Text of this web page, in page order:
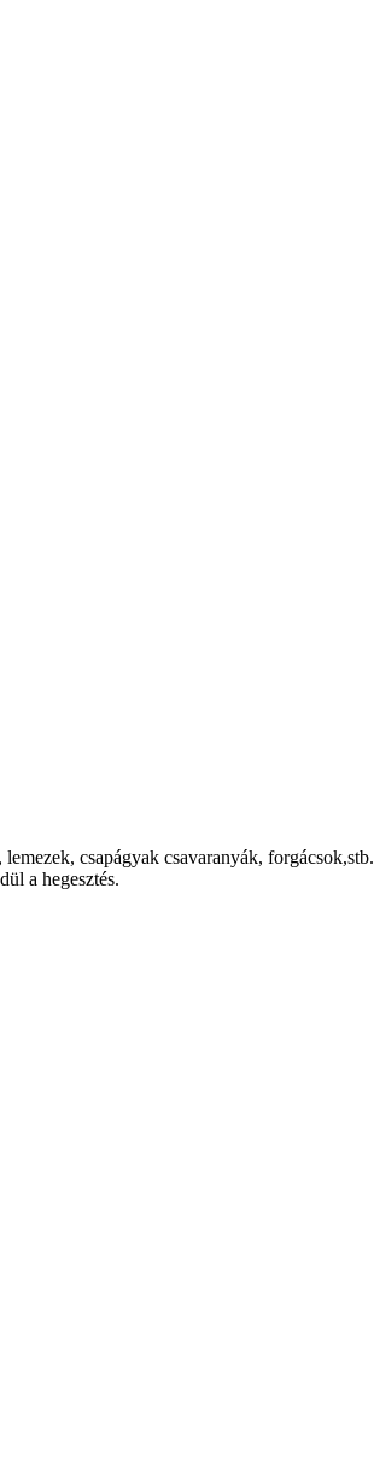
csapágyak csavaranyák, forgácsok,stb.
a hegesztés.